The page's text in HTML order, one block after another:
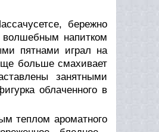
бережно
напитком
пятнами играл на
больше смахивает
занятными
облаченного в
теплом ароматного